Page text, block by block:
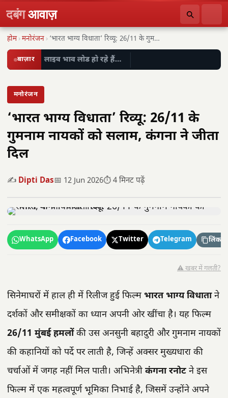
दबंगआवाज़
होम ›मनोरंजन › ‘भारत भाग्य विधाता’ रिव्यू: 26/11 के गुमनाम नायकों…
बाज़ार लाइव भाव लोड हो रहे हैं…
मनोरंजन
‘भारत भाग्य विधाता’ रिव्यू: 26/11 के
गुमनाम नायकों को सलाम, कंगना ने जीता
दिल
✍️ Dipti Das📅 12 Jun 2026⏱️ 4 मिनट पढ़ें
WhatsApp Facebook Twitter Telegram लिंक
⚠️ खबर में गलती?
सिनेमाघरों में हाल ही में रिलीज हुई फिल्म भारत भाग्य विधाताने
दर्शकों और समीक्षकों का ध्यान अपनी ओर खींचा है। यह फिल्म
26/11 मुंबई हमलोंकी उस अनसुनी बहादुरी और गुमनाम नायकों
की कहानियों को पर्दे पर लाती है, जिन्हें अक्सर मुख्यधारा की
चर्चाओं में जगह नहीं मिल पाती। अभिनेत्री कंगना रनोट ने इस
फिल्म में एक महत्वपूर्ण भूमिका निभाई है, जिसमें उन्होंने अपने